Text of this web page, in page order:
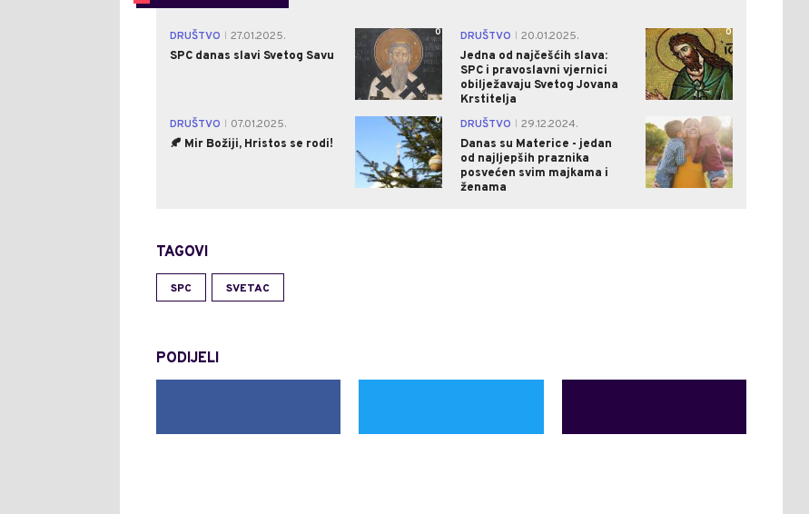
DRUŠTVO
27.01.2025.
SPC danas slavi Svetog Savu
0 DRUŠTVO
20.01.2025.
Jedna od najčešćih slava:
SPC i pravoslavni vjernici
obilježavaju Svetog Jovana
Krstitelja
0
DRUŠTVO
07.01.2025.
🍂 Mir Božiji, Hristos se rodi!
0 DRUŠTVO
29.12.2024.
Danas su Materice - jedan
od najljepših praznika
posvećen svim majkama i
ženama
0
TAGOVI
SPC SVETAC
PODIJELI